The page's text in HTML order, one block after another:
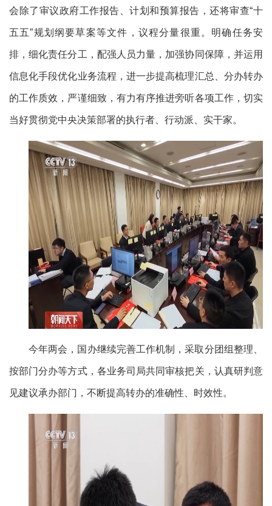
会除了审议政府工作报告、计划和预算报告，还将审查“十
五五”规划纲要草案等文件，议程分量很重。明确任务安
排，细化责任分工，配强人员力量，加强协同保障，并运用
信息化手段优化业务流程，进一步提高梳理汇总、分办转办
的工作质效，严谨细致，有力有序推进旁听各项工作，切实
当好贯彻党中央决策部署的执行者、行动派、实干家。
今年两会，国办继续完善工作机制，采取分团组整理、
按部门分办等方式，各业务司局共同审核把关，认真研判意
见建议承办部门，不断提高转办的准确性、时效性。